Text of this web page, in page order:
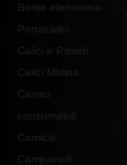
Borse elemosina-
Portacalici
Calici e Pissidi
Calici Molina
Camici
consumabili
Camicie
Campanelli